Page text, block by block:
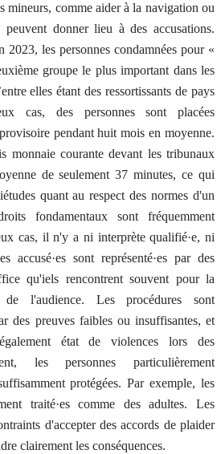
mineurs, comme aider à la navigation ou
donner lieu à des accusations.
2023, les personnes condamnées pour «
groupe le plus important dans les
elles étant des ressortissants de pays
cas, des personnes sont placées
pendant huit mois en moyenne.
monnaie courante devant les tribunaux
de seulement 37 minutes, ce qui
quant au respect des normes d'un
fondamentaux sont fréquemment
cas, il n'y a ni interprète qualifié·e, ni
accusé·es sont représenté·es par des
qu'iels rencontrent souvent pour la
l'audience. Les procédures sont
des preuves faibles ou insuffisantes, et
état de violences lors des
les personnes particulièrement
protégées. Par exemple, les
traité·es comme des adultes. Les
d'accepter des accords de plaider
clairement les conséquences.